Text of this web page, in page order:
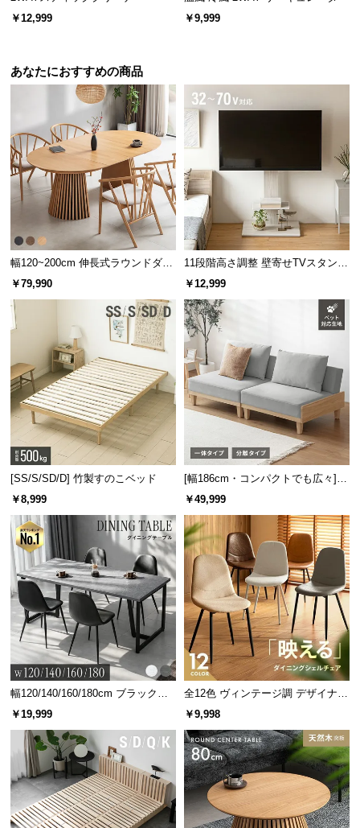
￥12,999
￥9,999
あなたにおすすめの商品
幅120~200cm 伸長式ラウンドダイ
ニングテーブル 6人掛け 天然木突
￥79,990
11段階高さ調整 壁寄せTVスタンド
キャスター付き 上下左右角度調節
￥12,999
[SS/S/SD/D] 竹製すのこベッド
￥8,999
[幅186cm・コンパクトでも広々] 3
人掛けソファベッド リクライニン
￥49,999
幅120/140/160/180cm ブラックフ
レーム ダイニング 大理石調 4人掛
￥19,999
全12色 ヴィンテージ調 デザイナー
ズシェルチェア
￥9,998